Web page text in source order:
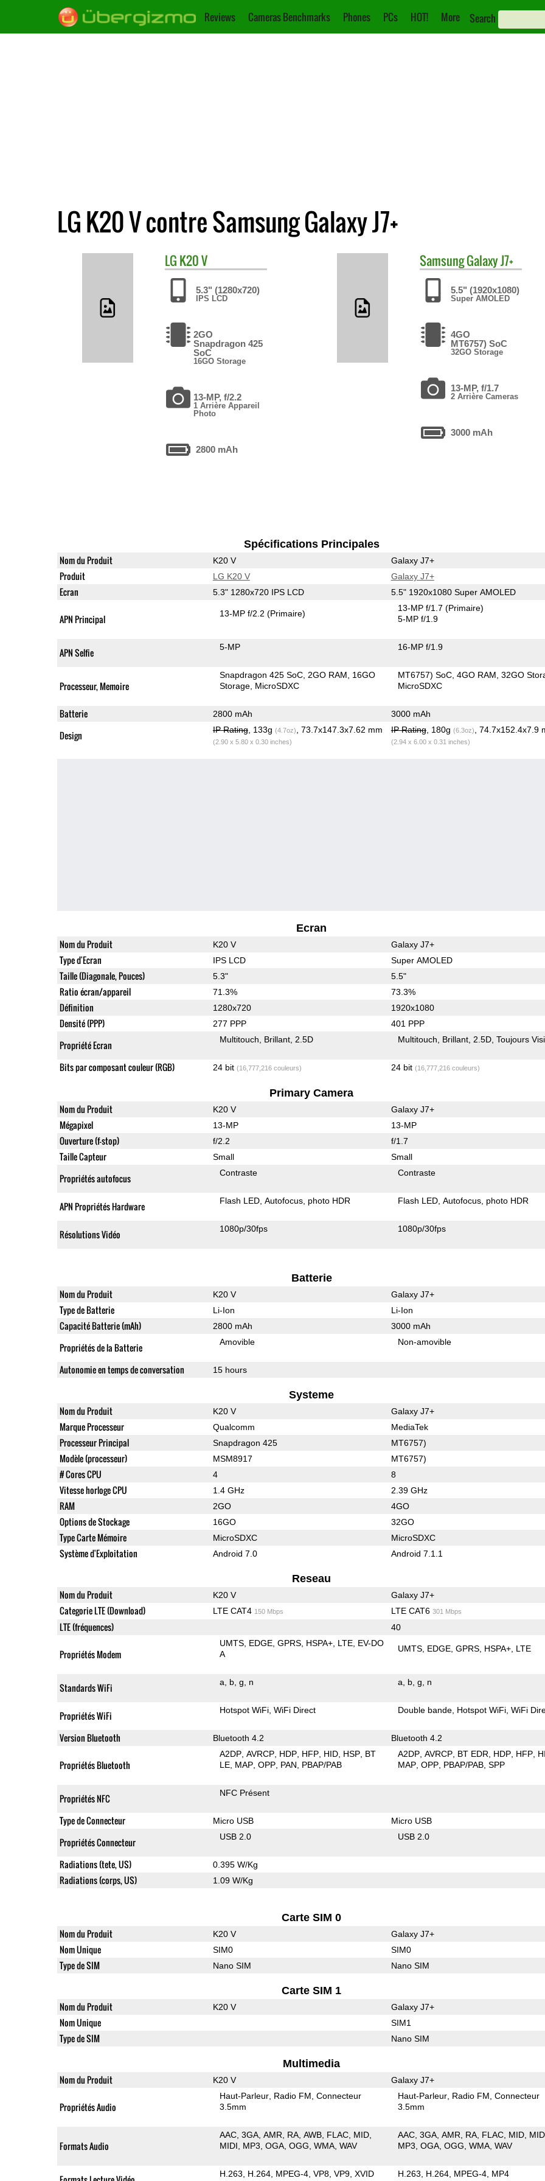
Reviews Cameras Benchmarks Phones PCs HOT! More Search
LG K20 V contre Samsung Galaxy J7+
LG K20 V
5.3" (1280x720)
IPS LCD
2GO
Snapdragon 425
SoC
16GO Storage
13-MP, f/2.2
1 Arrière Appareil
Photo
2800 mAh
SamsungGalaxy J7+
5.5" (1920x1080)
Super AMOLED
4GO
MT6757) SoC
32GO Storage
13-MP, f/1.7
2 Arrière Cameras
3000 mAh
Spécifications Principales
Nom du Produit K20 V Galaxy J7+
Produit LG K20 V Galaxy J7+
Ecran 5.3" 1280x720 IPS LCD 5.5" 1920x1080 Super AMOLED
APN Principal 13-MP f/2.2(Primaire)
13-MP f/1.7(Primaire)
5-MP f/1.9
APN Selfie 5-MP 16-MP f/1.9
Processeur, Memoire
Snapdragon 425 SoC 2GO RAM
16GO
Storage MicroSDXC
MT6757) SoC 4GO RAM 32GO
MicroSDXC
Batterie 2800 mAh 3000 mAh
Design IP Rating, 133g (4.7oz) , 73.7x147.3x7.62 mm
(2.90 x 5.80 x 0.30 inches)
IP Rating, 180g (6.3oz) , 74.7x152.4x7.9
(2.94 x 6.00 x 0.31 inches)
Ecran
Nom du Produit K20 V Galaxy J7+
Type d'Ecran IPS LCD Super AMOLED
Taille (Diagonale, Pouces) 5.3" 5.5"
Ratio écran/appareil 71.3% 73.3%
Définition 1280x720 1920x1080
Densité (PPP) 277 PPP 401 PPP
Propriété Ecran Multitouch Brillant 2.5D Multitouch Brillant 2.5D Toujours
Bits par composant couleur (RGB) 24 bit (16,777,216 couleurs) 24 bit (16,777,216 couleurs)
Primary Camera
Nom du Produit K20 V Galaxy J7+
Mégapixel 13-MP 13-MP
Ouverture (f-stop) f/2.2 f/1.7
Taille Capteur Small Small
Propriétés autofocus Contraste Contraste
APN Propriétés Hardware Flash LED Autofocus photo HDR Flash LED Autofocus photo HDR
Résolutions Vidéo 1080p/30fps 1080p/30fps
Batterie
Nom du Produit K20 V Galaxy J7+
Type de Batterie Li-Ion Li-Ion
Capacité Batterie (mAh) 2800 mAh 3000 mAh
Propriétés de la Batterie Amovible Non-amovible
Autonomie en temps de conversation 15 hours
Systeme
Nom du Produit K20 V Galaxy J7+
Marque Processeur Qualcomm MediaTek
Processeur Principal Snapdragon 425 MT6757)
Modèle (processeur) MSM8917 MT6757)
# Cores CPU 4 8
Vitesse horloge CPU 1.4 GHz 2.39 GHz
RAM 2GO 4GO
Options de Stockage 16GO 32GO
Type Carte Mémoire MicroSDXC MicroSDXC
Système d'Exploitation Android 7.0 Android 7.1.1
Reseau
Nom du Produit K20 V Galaxy J7+
Categorie LTE (Download) LTE CAT4 150 Mbps LTE CAT6 301 Mbps
LTE (fréquences) 40
Propriétés Modem
UMTS EDGE GPRS HSPA+ LTE EV-DO
A
UMTS EDGE GPRS HSPA+ LTE
Standards WiFi a b g n a b g n
Propriétés WiFi Hotspot WiFi WiFi Direct Double bande Hotspot WiFi WiFi
Version Bluetooth Bluetooth 4.2 Bluetooth 4.2
Propriétés Bluetooth
A2DP AVRCP HDP HFP HID HSP BT
LE MAP OPP PAN PBAP/PAB
A2DP AVRCP BT EDR HDP HFP
MAP OPP PBAP/PAB SPP
Propriétés NFC NFC Présent
Type de Connecteur Micro USB Micro USB
Propriétés Connecteur USB 2.0 USB 2.0
Radiations (tete, US) 0.395 W/Kg
Radiations (corps, US) 1.09 W/Kg
Carte SIM 0
Nom du Produit K20 V Galaxy J7+
Nom Unique SIM0 SIM0
Type de SIM Nano SIM Nano SIM
Carte SIM 1
Nom du Produit K20 V Galaxy J7+
Nom Unique SIM1
Type de SIM Nano SIM
Multimedia
Nom du Produit K20 V Galaxy J7+
Propriétés Audio
Haut-Parleur Radio FM Connecteur
3.5mm
Haut-Parleur Radio FM Connecteur
3.5mm
Formats Audio
AAC 3GA AMR RA AWB FLAC MID
MIDI
MP3 OGA OGG WMA WAV
AAC 3GA AMR RA FLAC MID
MP3 OGA OGG WMA WAV
H.263 H.264 MPEG-4 VP8 VP9 XVID H.263 H.264 MPEG-4 MP4